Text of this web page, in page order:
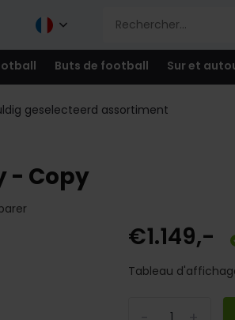
Buts de football Sur et
geselecteerd assortiment
- Copy
€1.149,-
Tableau